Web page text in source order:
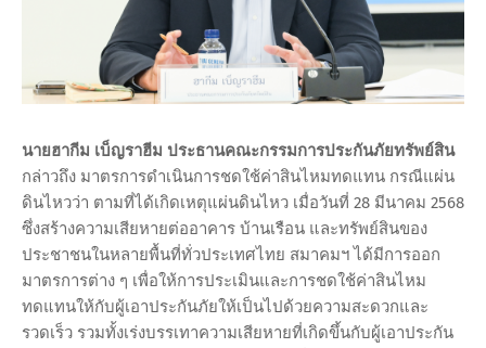
นายฮากีม เบ็ญราฮีม ประธานคณะกรรมการประกันภัยทรัพย์สิน
กล่าวถึง มาตรการดำเนินการชดใช้ค่าสินไหมทดแทน กรณีแผ่น
ดินไหวว่า ตามที่ได้เกิดเหตุแผ่นดินไหว เมื่อวันที่ 28 มีนาคม 2568
ซึ่งสร้างความเสียหายต่ออาคาร บ้านเรือน และทรัพย์สินของ
ประชาชนในหลายพื้นที่ทั่วประเทศไทย สมาคมฯ ได้มีการออก
มาตรการต่าง ๆ เพื่อให้การประเมินและการชดใช้ค่าสินไหม
ทดแทนให้กับผู้เอาประกันภัยให้เป็นไปด้วยความสะดวกและ
รวดเร็ว รวมทั้งเร่งบรรเทาความเสียหายที่เกิดขึ้นกับผู้เอาประกัน